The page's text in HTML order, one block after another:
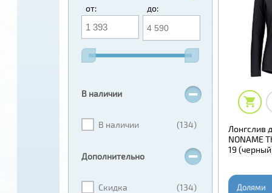
от:
до:
В наличии
В наличии (134)
Дополнительно
Скидка
(134)
Лонгслив
NONAME
19
Долями